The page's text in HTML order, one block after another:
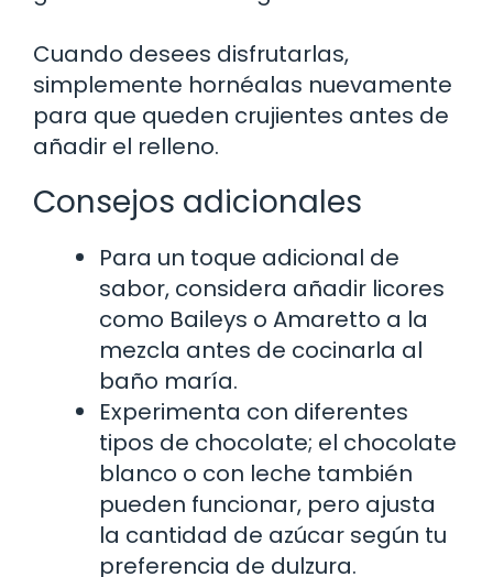
Cuando desees disfrutarlas,
simplemente hornéalas nuevamente
para que queden crujientes antes de
añadir el relleno.
Consejos adicionales
Para un toque adicional de
sabor, considera añadir licores
como Baileys o Amaretto a la
mezcla antes de cocinarla al
baño maría.
Experimenta con diferentes
tipos de chocolate; el chocolate
blanco o con leche también
pueden funcionar, pero ajusta
la cantidad de azúcar según tu
preferencia de dulzura.